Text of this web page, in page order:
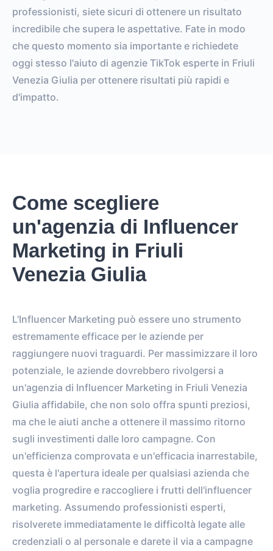
professionisti, siete sicuri di ottenere un risultato
incredibile che supera le aspettative. Fate in modo
che questo momento sia importante e richiedete
oggi stesso l'aiuto di agenzie TikTok esperte in Friuli
Venezia Giulia per ottenere risultati più rapidi e
d'impatto.
Come scegliere
un'agenzia di Influencer
Marketing in Friuli
Venezia Giulia
L'Influencer Marketing può essere uno strumento
estremamente efficace per le aziende per
raggiungere nuovi traguardi. Per massimizzare il loro
potenziale, le aziende dovrebbero rivolgersi a
un'agenzia di Influencer Marketing in Friuli Venezia
Giulia affidabile, che non solo offra spunti preziosi,
ma che le aiuti anche a ottenere il massimo ritorno
sugli investimenti dalle loro campagne. Con
un'efficienza comprovata e un'efficacia inarrestabile,
questa è l'apertura ideale per qualsiasi azienda che
voglia progredire e raccogliere i frutti dell'influencer
marketing. Assumendo professionisti esperti,
risolverete immediatamente le difficoltà legate alle
credenziali o al personale e darete il via a campagne